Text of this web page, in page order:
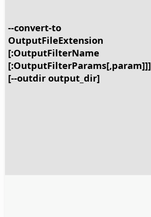
--convert-to
OutputFileExtension
[:OutputFilterName
[:OutputFilterParams[,param]]]
[--outdir output_dir]